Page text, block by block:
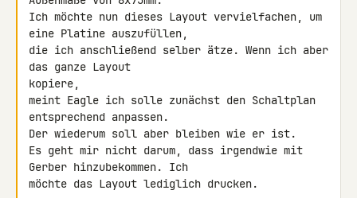
Ich möchte nun dieses Layout vervielfachen, um
eine Platine auszufüllen,
die ich anschließend selber ätze. Wenn ich aber
das ganze Layout
kopiere,
meint Eagle ich solle zunächst den Schaltplan
entsprechend anpassen.
Der wiederum soll aber bleiben wie er ist.
Es geht mir nicht darum, dass irgendwie mit
Gerber hinzubekommen. Ich
möchte das Layout lediglich drucken.